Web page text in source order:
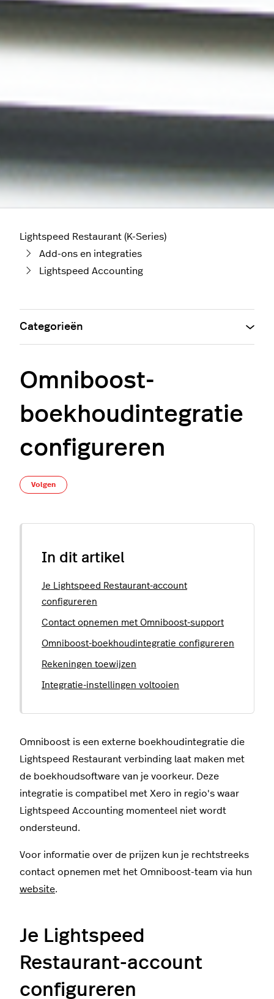
Lightspeed Restaurant (K-Series)
Add-ons en integraties
Lightspeed Accounting
Omniboost-
boekhoudintegratie
configureren
Volgen
In dit artikel
Je Lightspeed Restaurant-account
configureren
Contact opnemen met Omniboost-support
Omniboost-boekhoudintegratie configureren
Rekeningen toewijzen
Integratie-instellingen voltooien
Omniboost is een externe boekhoudintegratie die
Lightspeed Restaurant verbinding laat maken met
de boekhoudsoftware van je voorkeur. Deze
integratie is compatibel met Xero in regio's waar
Lightspeed Accounting momenteel niet wordt
ondersteund.
Voor informatie over de prijzen kun je rechtstreeks
contact opnemen met het Omniboost-team via hun
website.
Je Lightspeed
Restaurant-account
configureren
Categorieën